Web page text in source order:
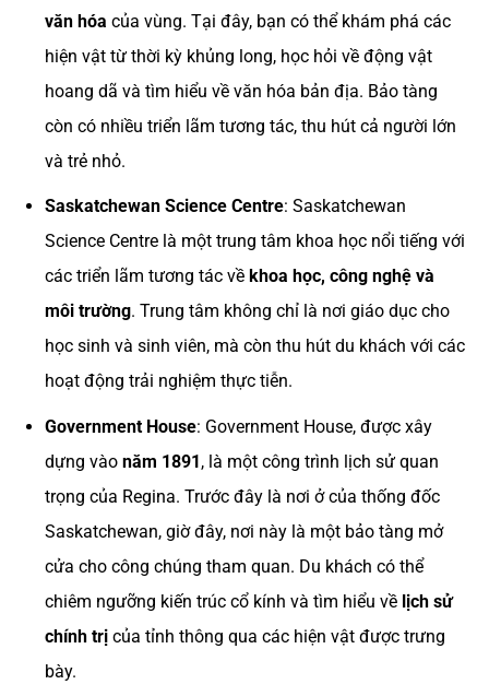
văn hóa của vùng. Tại đây, bạn có thể khám phá các
hiện vật từ thời kỳ khủng long, học hỏi về động vật
hoang dã và tìm hiểu về văn hóa bản địa. Bảo tàng
còn có nhiều triển lãm tương tác, thu hút cả người lớn
và trẻ nhỏ.
Saskatchewan Science Centre: Saskatchewan
Science Centre là một trung tâm khoa học nổi tiếng với
các triển lãm tương tác về khoa học, công nghệ và
môi trường. Trung tâm không chỉ là nơi giáo dục cho
học sinh và sinh viên, mà còn thu hút du khách với các
hoạt động trải nghiệm thực tiễn.
Government House: Government House, được xây
dựng vào năm 1891, là một công trình lịch sử quan
trọng của Regina. Trước đây là nơi ở của thống đốc
Saskatchewan, giờ đây, nơi này là một bảo tàng mở
cửa cho công chúng tham quan. Du khách có thể
chiêm ngưỡng kiến trúc cổ kính và tìm hiểu về lịch sử
chính trịcủa tỉnh thông qua các hiện vật được trưng
bày.